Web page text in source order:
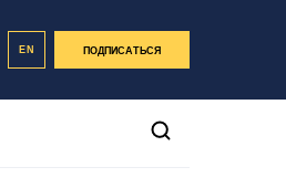
EN ПОДПИСАТЬСЯ